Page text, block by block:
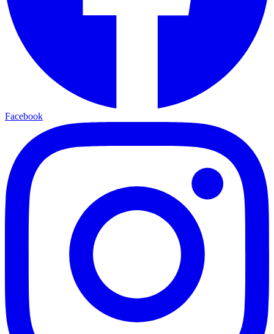
Facebook